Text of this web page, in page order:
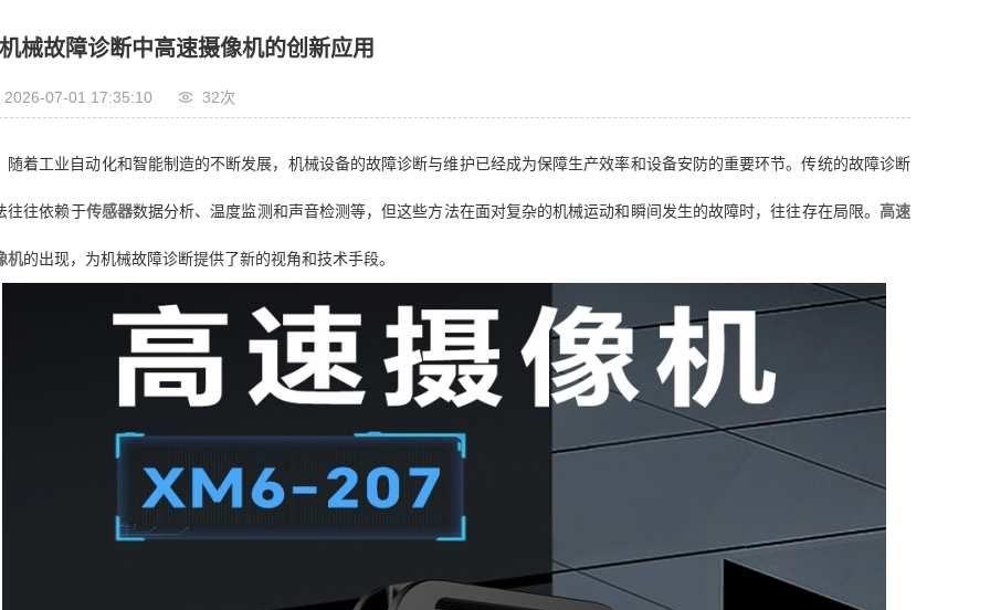
械故障诊断中高速摄像机的创新应用
2026-07-01 17:35:10 32次
随着工业自动化和智能制造的不断发展，机械设备的故障诊断与维护已经成为保障生产效率和设备安防的重要环节。传统的故障诊断
往往依赖于传感器数据分析、温度监测和声音检测等，但这些方法在面对复杂的机械运动和瞬间发生的故障时，往往存在局限。 高速
机的出现，为机械故障诊断提供了新的视角和技术手段。